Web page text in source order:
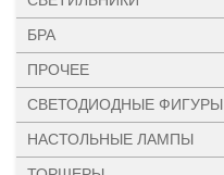
БРА
ПРОЧЕЕ
СВЕТОДИОДНЫЕ ФИГУРЫ
НАСТОЛЬНЫЕ ЛАМПЫ